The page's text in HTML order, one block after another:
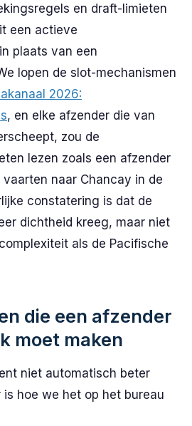
en draft-limieten
een actieve
plaats van een
lopen de slot-mechanismen
2026:
, en elke afzender die van
zou de
lezen zoals een afzender
naar Chancay in de
constatering is dat de
dichtheid kreeg, maar niet
als de Pacifische
die een afzender
moet maken
niet automatisch beter
is hoe we het op het bureau